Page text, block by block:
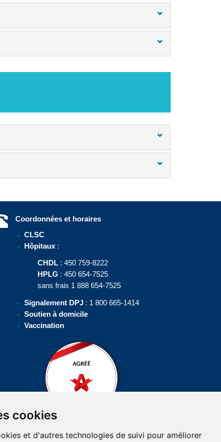
cookies
et d'autres technologies de suivi pour améliorer
Coordonnées et horaires
CLSC
Hôpitaux :
CHDL : 450 759-8222
HPLG : 450 654-7525
sans frais 1 888 654-7525
Signalement DPJ : 1 800 665-1414
Soutien à domicile
Vaccination